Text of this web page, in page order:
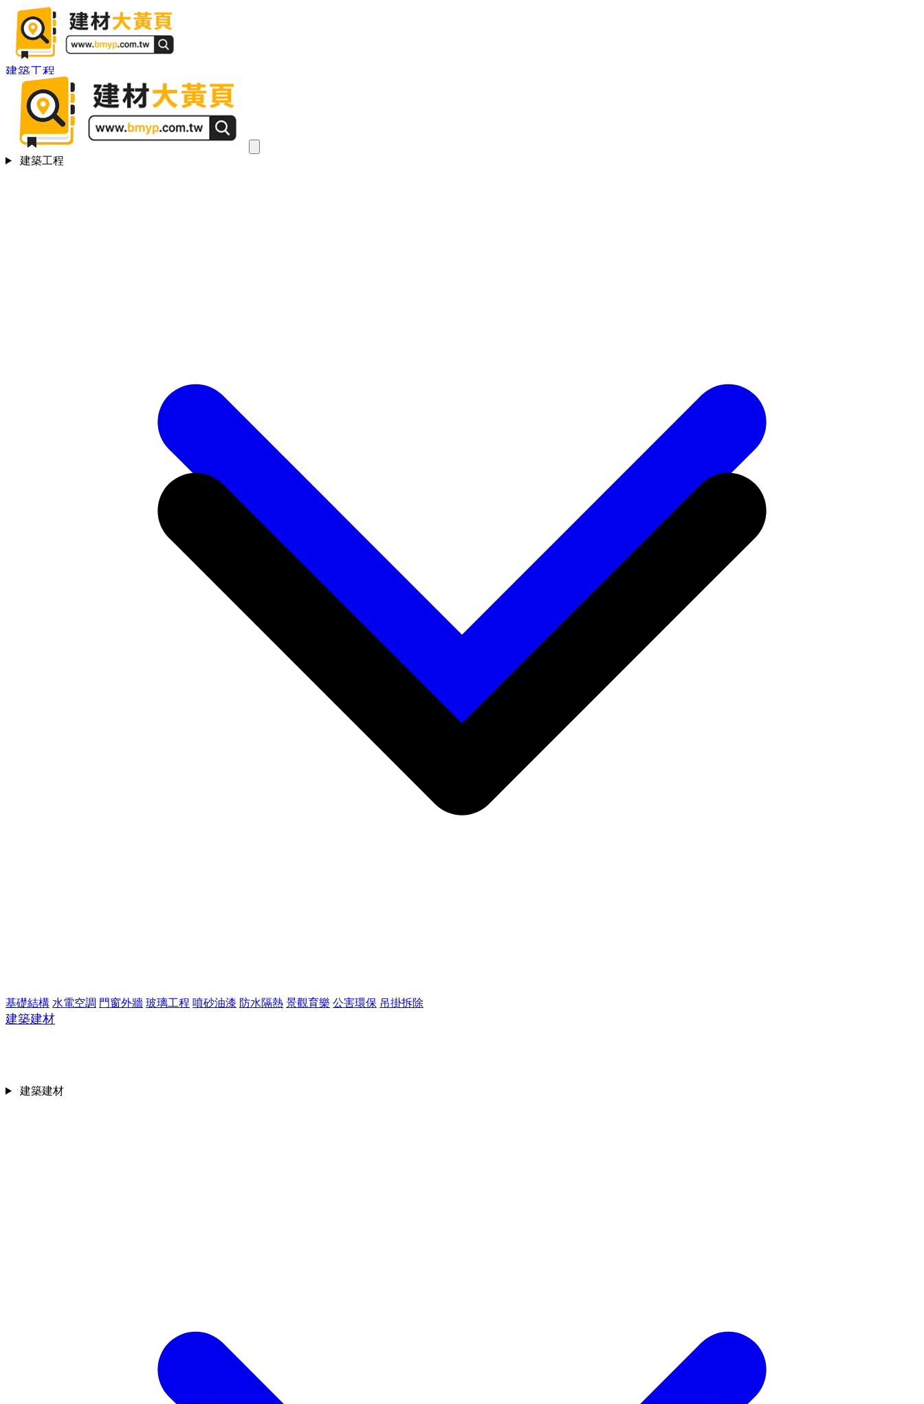
建築工程
基礎結構 水電空調 門窗外牆 玻璃工程 噴砂油漆 防水隔熱 景觀育樂 公害環保 吊掛拆除
建築建材
建築工程
建築建材